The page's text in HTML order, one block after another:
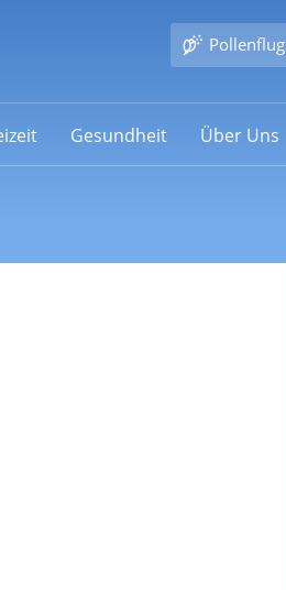
Pollenflug
Gesundheit Über Uns